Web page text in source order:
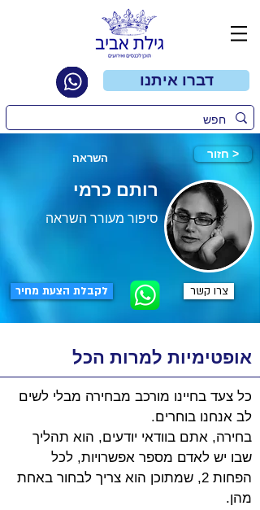
דברו איתנו
השראה חזור >
רותם כרמי
סיפור מעורר השראה
צרו קשר לקבלת הצעת מחיר
אופטימיות למרות הכל
כל צעד בחיינו מורכב מבחירה מבלי לשים
לב אנחנו בוחרים.
בחירה, אתם בוודאי יודעים, הוא תהליך
שבו יש לאדם מספר אפשרויות, לכל
הפחות 2, שמתוכן הוא צריך לבחור באחת
מהן.